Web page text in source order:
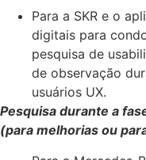
Para a SKR e o
digitais para
pesquisa de
de observação
usuários UX.
Pesquisa durante a
(para melhorias ou